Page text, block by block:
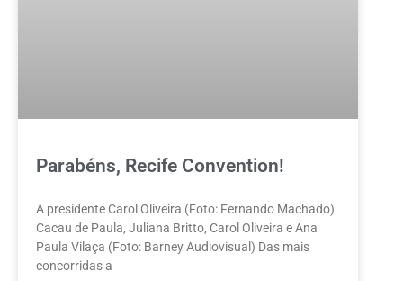
Parabéns, Recife Convention!
A presidente Carol Oliveira (Foto: Fernando Machado)
Cacau de Paula, Juliana Britto, Carol Oliveira e Ana
Paula Vilaça (Foto: Barney Audiovisual) Das mais
concorridas a